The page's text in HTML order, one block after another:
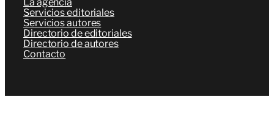
Servicios editoriales
Servicios autores
Directorio de editoriales
Directorio de autores
Contacto